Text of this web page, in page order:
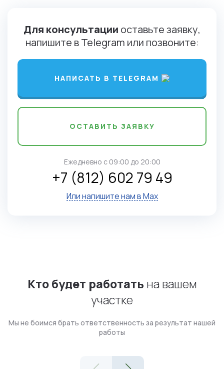
Для консультации оставьте заявку,
напишите в Telegram или позвоните:
НАПИСАТЬ В TELEGRAM
ОСТАВИТЬ ЗАЯВКУ
Ежедневно c 09:00 до 20:00
+7 (812) 602 79 49
Или напишите нам в Max
Кто будет работать на вашем
участке
Мы не боимся брать ответственность за результат нашей
работы